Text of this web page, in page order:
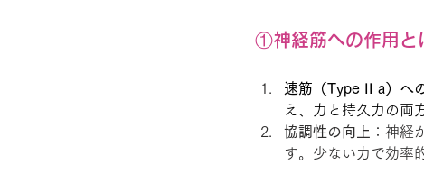
①神経筋への作用と
速筋（Type II a）へ
え、力と持久力の両
協調性の向上 ：神経
す。少ない力で効率